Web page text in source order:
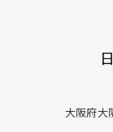
大阪府大